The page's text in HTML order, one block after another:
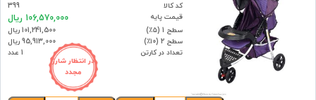
در انتظار شارژ
مجدد
کد کالا
399
قیمت پایه
106,570,000 ریال
سطح 1 (۵٪)
101,241,500 ریال
سطح 2 (۱۰٪)
95,913,000 ریال
تعداد در کارتن
1 عدد